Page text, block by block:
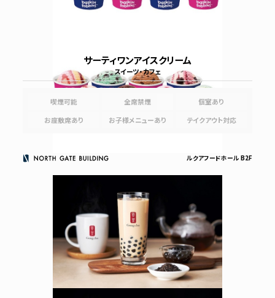
サーティワンアイスクリーム
スイーツ・カフェ
喫煙可能 全席禁煙
個室あり
お座敷席あり
お子様メニューあり テイクアウト対応
ルクアフードホール B2F